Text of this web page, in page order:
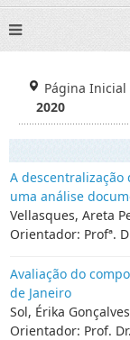
Página Inicial
2020
A descentralização
uma análise
Vellasques, Areta
Orientador: Profª.
Avaliação do
de Janeiro
Sol, Érika
Orientador: Prof.